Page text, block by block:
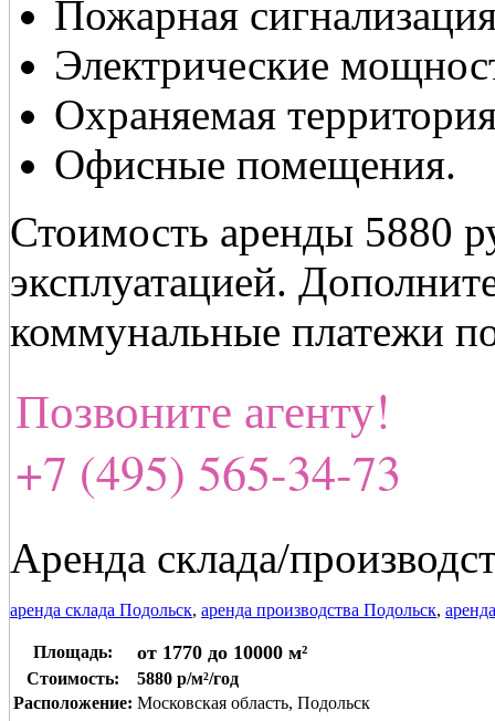
Пожарная
Электрические
Охраняемая
Офисные помещения.
Стоимость аренды 5880
эксплуатацией.
коммунальные платежи
Позвоните агенту!
+7 (495) 565-34-73
Аренда склада/
аренда склада Подольск, аренда производства Подольск,
Площадь: от 1770 до 10000 м²
Стоимость:
5880 р/м²/год
Расположение: Московская область, Подольск